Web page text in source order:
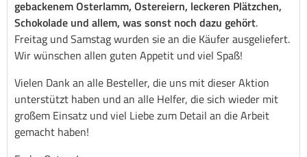
gebackenem Osterlamm, Ostereiern, leckeren Plätzchen,
Schokolade und allem, was sonst noch dazu gehört.
Freitag und Samstag wurden sie an die Käufer ausgeliefert.
Wir wünschen allen guten Appetit und viel Spaß!
Vielen Dank an alle Besteller, die uns mit dieser Aktion
unterstützt haben und an alle Helfer, die sich wieder mit
großem Einsatz und viel Liebe zum Detail an die Arbeit
gemacht haben!